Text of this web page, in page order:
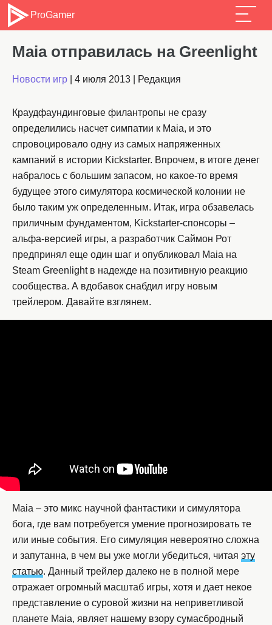
ProGamer
Maia отправилась на Greenlight
Новости игр 4 июля 2013 Редакция
Краудфаундинговые филантропы не сразу
определились насчет симпатии к Maia, и это
спровоцировало одну из самых напряженных
кампаний в истории Kickstarter. Впрочем, в итоге денег
набралось с большим запасом, но какое-то время
будущее этого симулятора космической колонии не
было таким уж определенным. Итак, игра обзавелась
приличным фундаментом, Kickstarter-спонсоры –
альфа-версией игры, а разработчик Саймон Рот
предпринял еще один шаг и опубликовал Maia на
Steam Greenlight в надежде на позитивную реакцию
сообщества. А вдобавок снабдил игру новым
трейлером. Давайте взглянем.
Maia – это микс научной фантастики и симулятора
бога, где вам потребуется умение прогнозировать те
или иные события. Его симуляция невероятно сложна
и запутанна, в чем вы уже могли убедиться, читая эту
статью. Данный трейлер далеко не в полной мере
отражает огромный масштаб игры, хотя и дает некое
представление о суровой жизни на неприветливой
планете Maia, являет нашему взору сумасбродный